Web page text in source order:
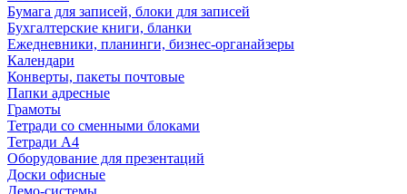
Бумага для записей, блоки для записей
Бухгалтерские книги, бланки
Ежедневники, планинги, бизнес-органайзеры
Календари
Конверты, пакеты почтовые
Папки адресные
Грамоты
Тетради со сменными блоками
Тетради А4
Оборудование для презентаций
Доски офисные
Демо-системы